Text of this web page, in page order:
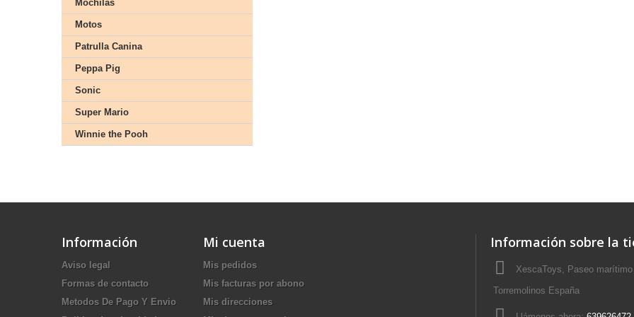
Mochilas
Motos
Patrulla Canina
Peppa Pig
Sonic
Super Mario
Winnie the Pooh
Información
Aviso legal
Formas de contacto
Metodos De Pago Y Envio
Mi cuenta
Mis pedidos
Mis facturas por abono
Mis direcciones
Información sobre la
XescaToys, Paseo
Torremolinos España